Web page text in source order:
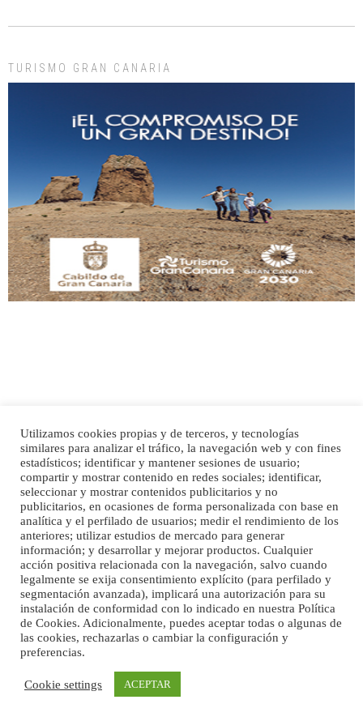
Leales.org » Gran Canaria | 9.7.2025
Adopción urgente
Busco adopción responsable para mi perra. Pastor alemán, hembra, 4 años. Por
motivos personales ...
Leales.org » Gran Canaria | 6.7.2025
SHIBA PERDIDO AVDA JOSE MESA Y LOPEZ
PERRO MACHO RAZA SHIBA CON MICROCHIP PERDIDO HOY 06/07/2025 ZONA
MESA Y LOPEZ. ES MUY ASUSTADIZO
Leales.org » Gran Canaria | 6.7.2025
Ninfa perdida
El día 5 se los perdió una ninfa papillera, asustada tiene miedo a la calle, se
perdió por la zon...
Leales.org » Gran Canaria | 6.7.2025
TURISMO GRAN CANARIA
Inicio Publicidad
Política de privacidad
Aviso Legal
Cláusula de Cookies
Enlaces de interés
Utilizamos cookies propias y de terceros, y tecnologías
similares para analizar el tráfico, la navegación web y con fines
estadísticos; identificar y mantener sesiones de usuario;
compartir y mostrar contenido en redes sociales; identificar,
seleccionar y mostrar contenidos publicitarios y no
publicitarios, en ocasiones de forma personalizada con base en
analítica y el perfilado de usuarios; medir el rendimiento de los
anteriores; utilizar estudios de mercado para generar
información; y desarrollar y mejorar productos. Cualquier
acción positiva relacionada con la navegación, salvo cuando
legalmente se exija consentimiento explícito (para perfilado y
segmentación avanzada), implicará una autorización para su
instalación de conformidad con lo indicado en nuestra Política
de Cookies. Adicionalmente, puedes aceptar todas o algunas de
las cookies, rechazarlas o cambiar la configuración y
preferencias.
Cookie settings ACEPTAR